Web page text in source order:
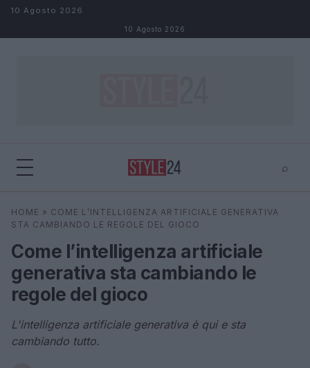
Salta al contenuto
10 Agosto 2026
10 Agosto 2026
⌕
Cerca ⌕
HOME » COME L’INTELLIGENZA ARTIFICIALE GENERATIVA
STA CAMBIANDO LE REGOLE DEL GIOCO
Come l’intelligenza artificiale
generativa sta cambiando le
regole del gioco
L'intelligenza artificiale generativa è qui e sta
cambiando tutto.